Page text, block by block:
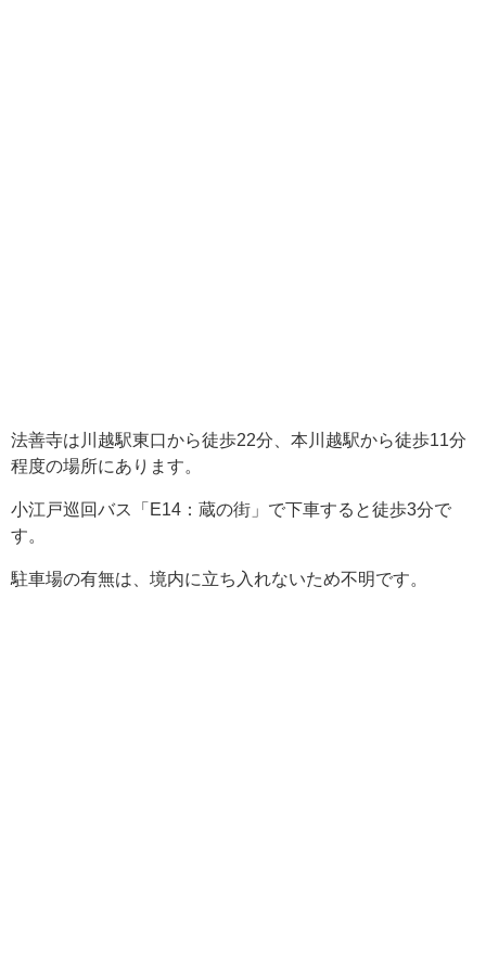
法善寺は川越駅東口から徒歩22分、本川越駅から徒歩11分
程度の場所にあります。
小江戸巡回バス「E14：蔵の街」で下車すると徒歩3分で
す。
駐車場の有無は、境内に立ち入れないため不明です。